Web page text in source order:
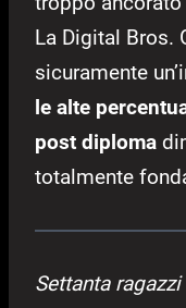
La Digital Bros.
sicuramente
le alte
post diploma
totalmente
Settanta